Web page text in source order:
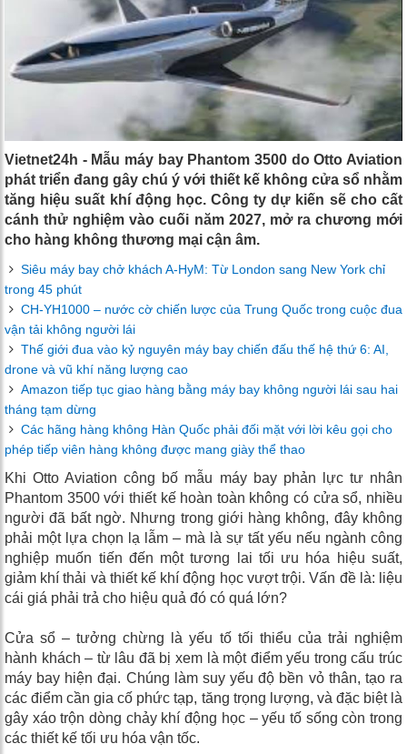
Vietnet24h - Mẫu máy bay Phantom 3500 do Otto Aviation
phát triển đang gây chú ý với thiết kế không cửa sổ nhằm
tăng hiệu suất khí động học. Công ty dự kiến sẽ cho cất
cánh thử nghiệm vào cuối năm 2027, mở ra chương mới
cho hàng không thương mại cận âm.
Siêu máy bay chở khách A-HyM: Từ London sang New York chỉ
trong 45 phút
CH-YH1000 – nước cờ chiến lược của Trung Quốc trong cuộc đua
vận tải không người lái
Thế giới đua vào kỷ nguyên máy bay chiến đấu thế hệ thứ 6: AI,
drone và vũ khí năng lượng cao
Amazon tiếp tục giao hàng bằng máy bay không người lái sau hai
tháng tạm dừng
Các hãng hàng không Hàn Quốc phải đối mặt với lời kêu gọi cho
phép tiếp viên hàng không được mang giày thể thao
Khi Otto Aviation công bố mẫu máy bay phản lực tư nhân
Phantom 3500 với thiết kế hoàn toàn không có cửa sổ, nhiều
người đã bất ngờ. Nhưng trong giới hàng không, đây không
phải một lựa chọn lạ lẫm – mà là sự tất yếu nếu ngành công
nghiệp muốn tiến đến một tương lai tối ưu hóa hiệu suất,
giảm khí thải và thiết kế khí động học vượt trội. Vấn đề là: liệu
cái giá phải trả cho hiệu quả đó có quá lớn?
Cửa sổ – tưởng chừng là yếu tố tối thiểu của trải nghiệm
hành khách – từ lâu đã bị xem là một điểm yếu trong cấu trúc
máy bay hiện đại. Chúng làm suy yếu độ bền vỏ thân, tạo ra
các điểm cần gia cố phức tạp, tăng trọng lượng, và đặc biệt là
gây xáo trộn dòng chảy khí động học – yếu tố sống còn trong
các thiết kế tối ưu hóa vận tốc.